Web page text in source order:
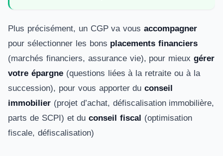
Plus précisément, un CGP va vousaccompagner
pour sélectionner les bons placements financiers
(marchés financiers, assurance vie), pour mieuxgérer
votre épargne(questions liées à la retraite ou à la
succession), pour vous apporter duconseil
immobilier (projet d’achat, défiscalisation immobilière,
parts de SCPI) et duconseil fiscal (optimisation
fiscale, défiscalisation)